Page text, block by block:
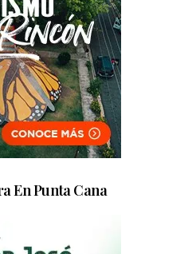
En Punta Cana